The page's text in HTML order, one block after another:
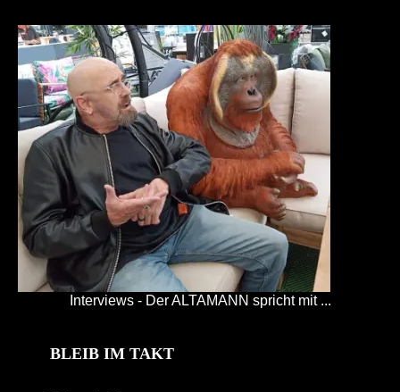
Interviews - Der ALTAMANN spricht mit ...
BLEIB IM TAKT